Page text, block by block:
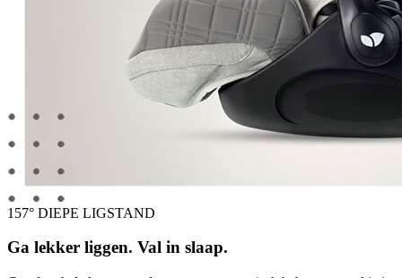
157° DIEPE LIGSTAND
Ga lekker liggen. Val in slaap.